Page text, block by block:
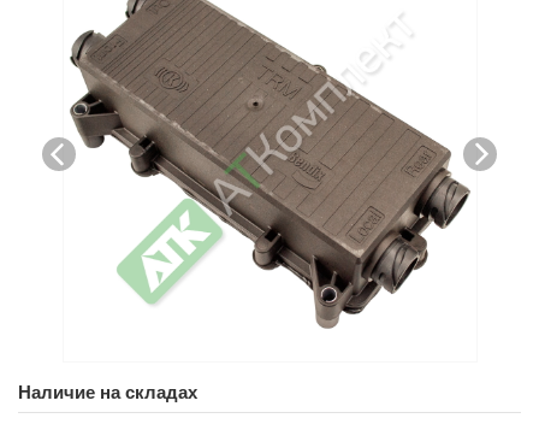
Наличие на складах